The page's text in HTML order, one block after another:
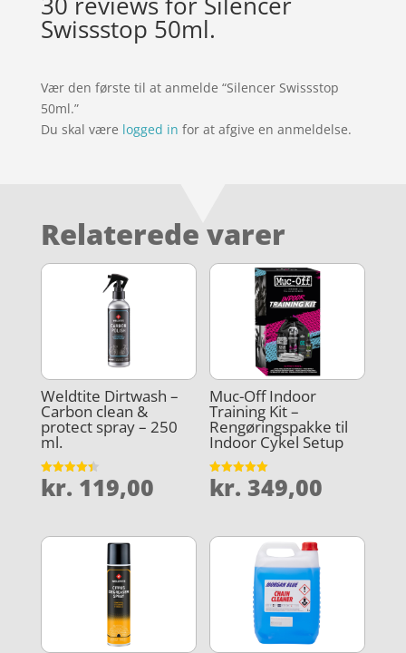
Swissstop 50ml.
Vær den første til at anmelde “Silencer Swissstop
50ml.”
Du skal være logged in for at afgive en anmeldelse.
Relaterede varer
Weldtite Dirtwash –
Carbon clean &
protect spray – 250
ml.
Vurderet
4.4
kr. 119,00
Muc-Off Indoor
Training Kit –
Rengøringspakke til
Indoor Cykel Setup
Vurderet
5
kr. 349,00